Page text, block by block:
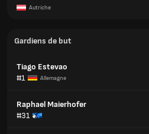
Autriche
Gardiens de but
Tiago Estevao
#1
Allemagne
Raphael Maierhofer
#31